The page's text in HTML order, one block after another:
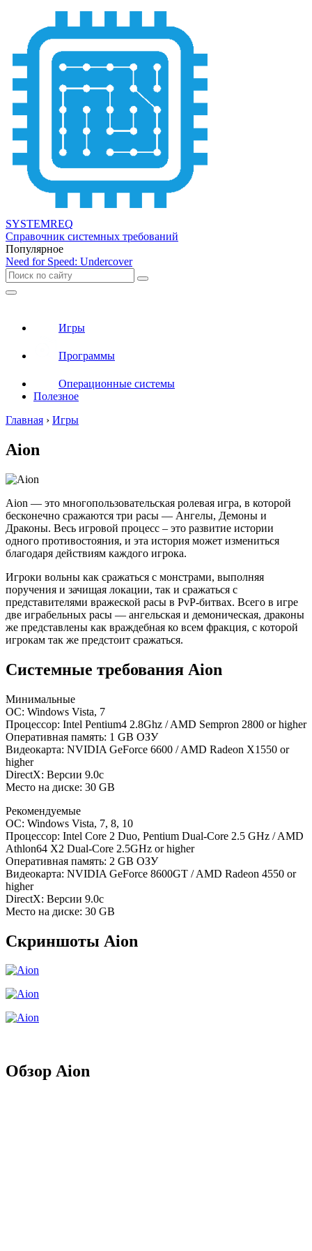
SYSTEMREQ
Справочник системных требований
Популярное
Need for Speed: Undercover
Игры
Программы
Операционные системы
Полезное
Главная › Игры
Aion
Aion — это многопользовательская ролевая игра, в которой
бесконечно сражаются три расы — Ангелы, Демоны и
Драконы. Весь игровой процесс – это развитие истории
одного противостояния, и эта история может измениться
благодаря действиям каждого игрока.
Игроки вольны как сражаться с монстрами, выполняя
поручения и зачищая локации, так и сражаться с
представителями вражеской расы в PvP-битвах. Всего в игре
две играбельных расы — ангельская и демоническая, драконы
же представлены как враждебная ко всем фракция, с которой
игрокам так же предстоит сражаться.
Системные требования Aion
Минимальные
ОС: Windows Vista, 7
Процессор: Intel Pentium4 2.8Ghz / AMD Sempron 2800 or higher
Оперативная память: 1 GB ОЗУ
Видеокарта: NVIDIA GeForce 6600 / AMD Radeon X1550 or
higher
DirectX: Версии 9.0c
Место на диске: 30 GB
Рекомендуемые
ОС: Windows Vista, 7, 8, 10
Процессор: Intel Core 2 Duo, Pentium Dual-Core 2.5 GHz / AMD
Athlon64 X2 Dual-Core 2.5GHz or higher
Оперативная память: 2 GB ОЗУ
Видеокарта: NVIDIA GeForce 8600GT / AMD Radeon 4550 or
higher
DirectX: Версии 9.0c
Место на диске: 30 GB
Скриншоты Aion
Обзор Aion